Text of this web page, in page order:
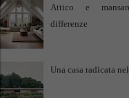
Attico e
differenze
Una casa radicata